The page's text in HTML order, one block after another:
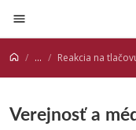
Prejsť na obsah
... Reakcia na tlačovú
Verejnosť a